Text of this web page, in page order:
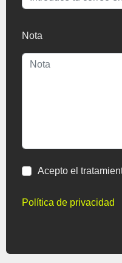
Nota
Acepto el
Política de privacidad